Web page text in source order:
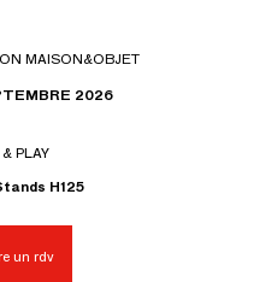
MAISON&OBJET
2026
PLAY
H125
un rdv